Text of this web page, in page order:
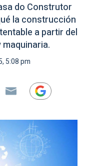
do Construtor
la construcción
a partir del
5:08 pm